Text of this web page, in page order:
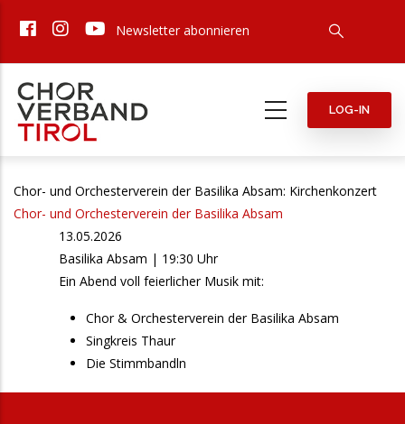
zum
Newsletter abonnieren
LOG-IN
Chor- und Orchesterverein der Basilika Absam: Kirchenkonzert
Chor- und Orchesterverein der Basilika Absam
13.05.2026
Basilika Absam | 19:30 Uhr
Ein Abend voll feierlicher Musik mit:
Chor & Orchesterverein der Basilika Absam
Singkreis Thaur
Die Stimmbandln